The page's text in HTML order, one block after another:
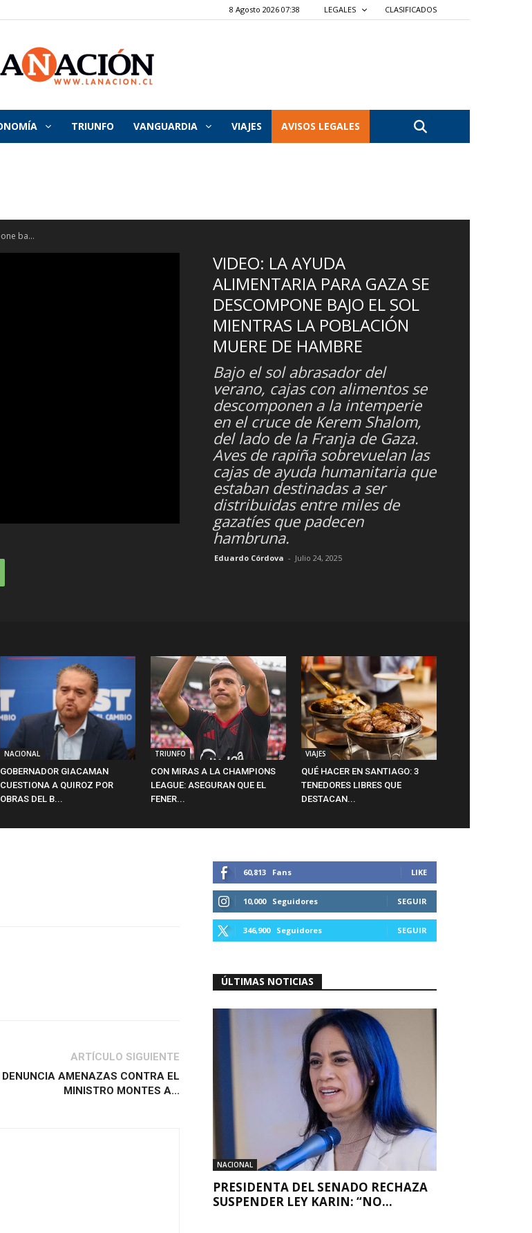
8 Agosto 2026 07:38 LEGALES CLASIFICADOS
La
Nación
TRIUNFO VANGUARDIA VIAJES AVISOS LEGALES
ba...
VIDEO: LA AYUDA
ALIMENTARIA PARA GAZA SE
DESCOMPONE BAJO EL SOL
MIENTRAS LA POBLACIÓN
MUERE DE HAMBRE
Bajo el sol abrasador del
verano, cajas con alimentos se
descomponen a la intemperie
en el cruce de Kerem Shalom,
del lado de la Franja de Gaza.
Aves de rapiña sobrevuelan las
cajas de ayuda humanitaria que
estaban destinadas a ser
distribuidas entre miles de
gazatíes que padecen
hambruna.
Eduardo Córdova - Julio 24, 2025
NACIONAL
GOBERNADOR GIACAMAN
CUESTIONA A QUIROZ POR
OBRAS DEL B...
TRIUNFO
CON MIRAS A LA CHAMPIONS
LEAGUE: ASEGURAN QUE EL
FENER...
VIAJES
QUÉ HACER EN SANTIAGO: 3
TENEDORES LIBRES QUE
DESTACAN...
ARTÍCULO SIGUIENTE
DENUNCIA AMENAZAS CONTRA EL
MINISTRO MONTES A...
60,813 Fans LIKE
10,000 Seguidores SEGUIR
346,900 Seguidores SEGUIR
ÚLTIMAS NOTICIAS
NACIONAL
PRESIDENTA DEL SENADO RECHAZA
SUSPENDER LEY KARIN: “NO...